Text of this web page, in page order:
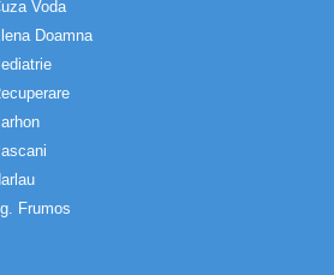
Voda
Doamna
Frumos